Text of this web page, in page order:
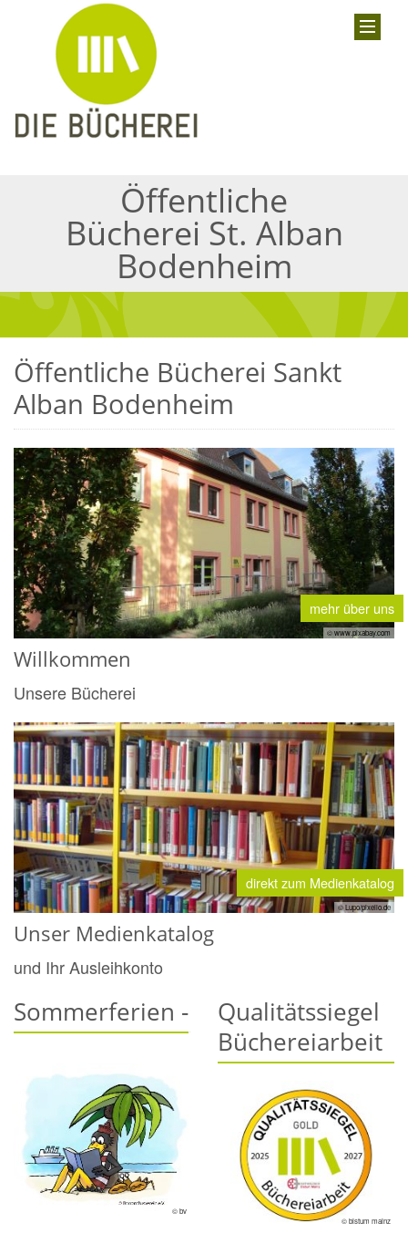
Öffentliche
Bücherei St. Alban
Bodenheim
Öffentliche Bücherei Sankt
Alban Bodenheim
mehr über uns
© www.pixabay.com
Willkommen
Unsere Bücherei
direkt zum Medienkatalog
© Lupo/pixelio.de
Unser Medienkatalog
und Ihr Ausleihkonto
Sommerferien -
© bv
Qualitätssiegel
Büchereiarbeit
© bistum mainz